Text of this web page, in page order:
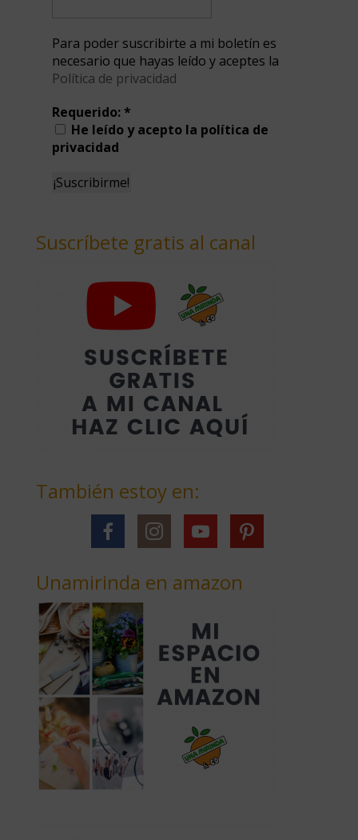
Para poder suscribirte a mi boletín es
necesario que hayas leído y aceptes la
Política de privacidad
Requerido:*
He leído y acepto la política de
privacidad
Suscríbete gratis al canal
También estoy en:
Unamirinda en amazon